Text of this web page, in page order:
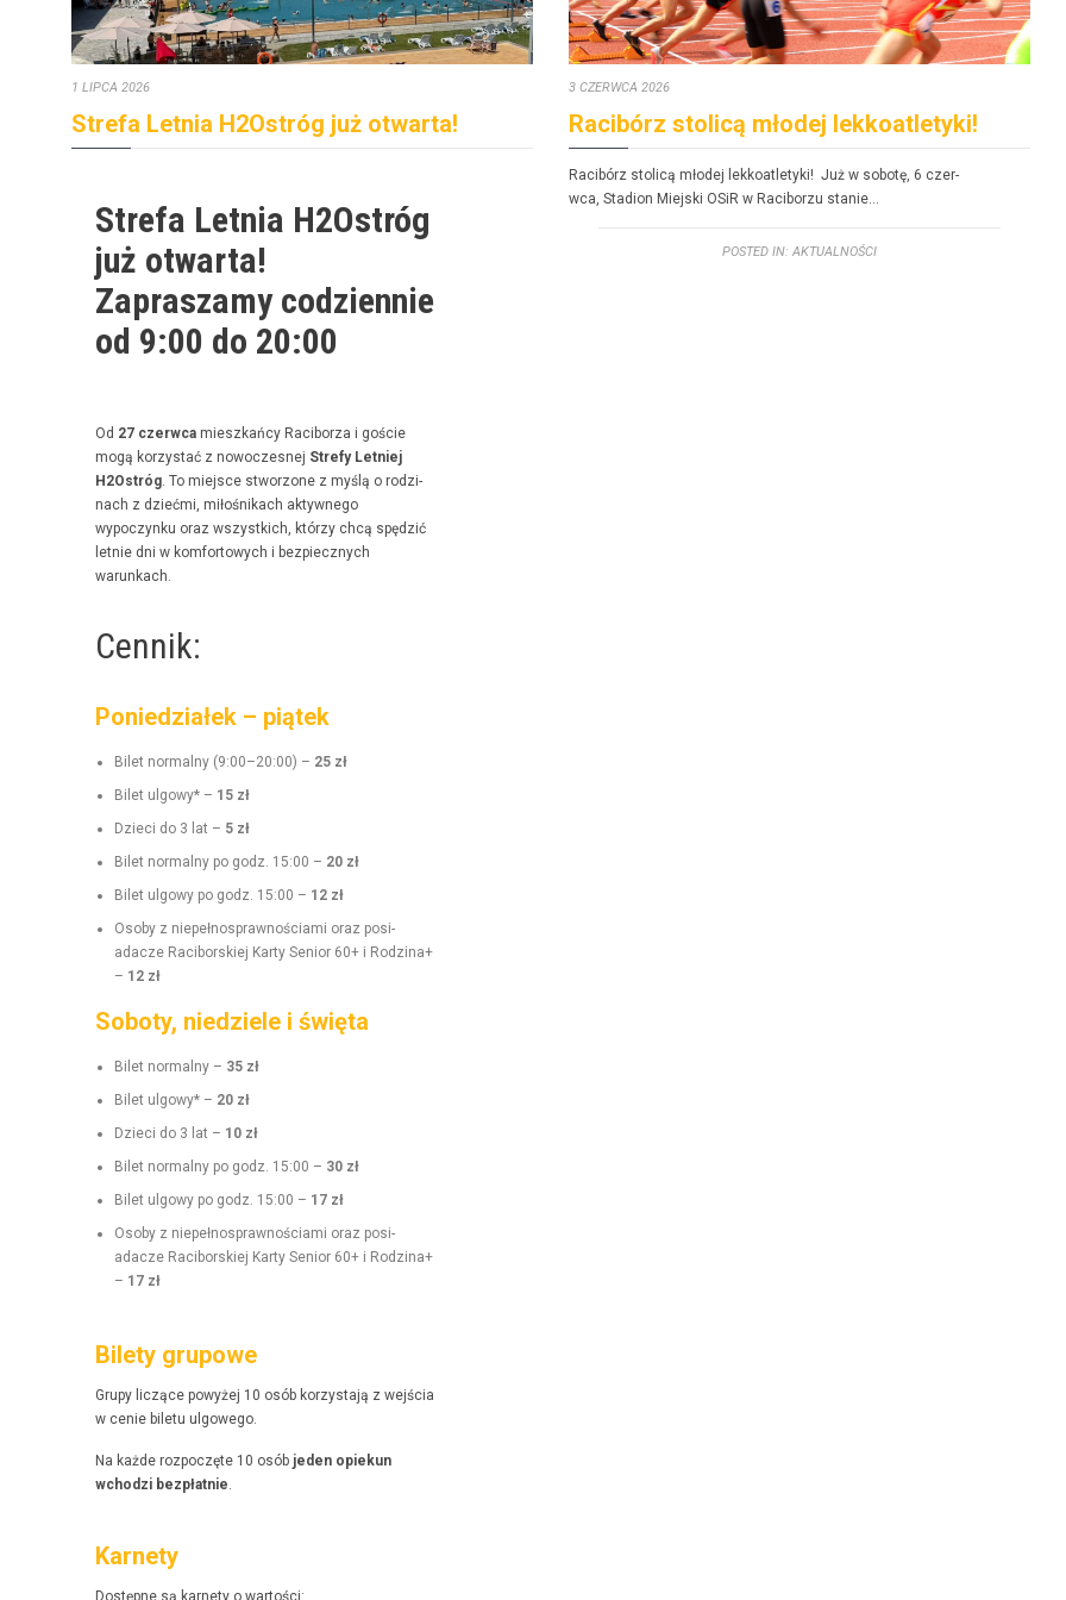
1 LIPCA 2026
Strefa Letnia H2Ostróg już otwarta!
Strefa Letnia H2Ostróg
już otwarta!
Zapraszamy codziennie
od 9:00 do 20:00
Od 27 czer­w­ca mieszkań­cy Raci­borza i goś­cie
mogą korzys­tać z nowoczes­nej Stre­fy Let­niej
H2Ostróg. To miejsce stwor­zone z myślą o rodz­i­
nach z dzieć­mi, miłośnikach akty­wnego
wypoczynku oraz wszys­t­kich, którzy chcą spędz­ić
let­nie dni w kom­for­towych i bez­piecznych
warunkach.
Cennik:
Poniedziałek – piątek
Bilet nor­mal­ny (9:00–20:00) – 25 zł
Bilet ulgo­wy* – 15 zł
Dzieci do 3 lat – 5 zł
Bilet nor­mal­ny po godz. 15:00 – 20 zł
Bilet ulgo­wy po godz. 15:00 – 12 zł
Oso­by z niepełnosprawnoś­ci­a­mi oraz posi­
adacze Raci­borskiej Kar­ty Senior 60+ i Rodz­i­na+
– 12 zł
Soboty, niedziele i święta
Bilet nor­mal­ny – 35 zł
Bilet ulgo­wy* – 20 zł
Dzieci do 3 lat – 10 zł
Bilet nor­mal­ny po godz. 15:00 – 30 zł
Bilet ulgo­wy po godz. 15:00 – 17 zł
Oso­by z niepełnosprawnoś­ci­a­mi oraz posi­
adacze Raci­borskiej Kar­ty Senior 60+ i Rodz­i­na+
– 17 zł
Bilety grupowe
Grupy liczące powyżej 10 osób korzys­ta­ją z wejś­cia
w cenie bile­tu ulgowego.
Na każde rozpoczęte 10 osób jeden opiekun
wchodzi bezpłat­nie
Karnety
Dostęp­ne są kar­ne­ty o wartości:
3 CZERWCA 2026
Racibórz stolicą młodej lekkoatletyki!
Racibórz stolicą młodej lekkoatle­ty­ki! Już w sobotę, 6 czer­
w­ca, Sta­dion Miejs­ki OSiR w Raci­borzu stanie…
POSTED IN: AKTUALNOŚCI